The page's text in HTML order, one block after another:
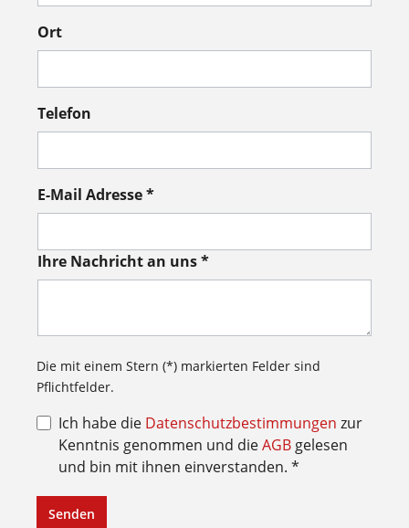
Ort
Telefon
E-Mail Adresse *
Ihre Nachricht an uns *
Die mit einem Stern (*) markierten Felder sind
Pflichtfelder.
Ich habe die Datenschutzbestimmungen zur
Kenntnis genommen und dieAGB gelesen
und bin mit ihnen einverstanden. *
Senden